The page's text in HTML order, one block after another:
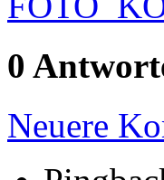
0
Neuere